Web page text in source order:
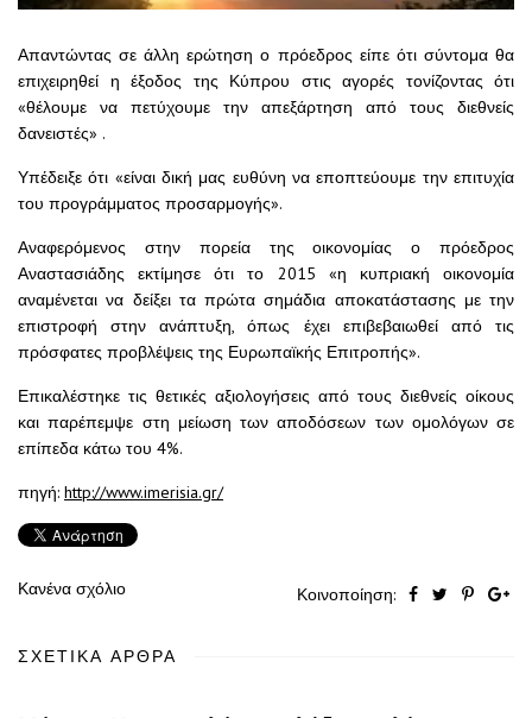
Απαντώντας σε άλλη ερώτηση ο πρόεδρος είπε ότι σύντομα θα
επιχειρηθεί η έξοδος της Κύπρου στις αγορές τονίζοντας ότι
«θέλουμε να πετύχουμε την απεξάρτηση από τους διεθνείς
δανειστές» .
Υπέδειξε ότι «είναι δική μας ευθύνη να εποπτεύουμε την επιτυχία
του προγράμματος προσαρμογής».
Αναφερόμενος στην πορεία της οικονομίας ο πρόεδρος
Αναστασιάδης εκτίμησε ότι το 2015 «η κυπριακή οικονομία
αναμένεται να δείξει τα πρώτα σημάδια αποκατάστασης με την
επιστροφή στην ανάπτυξη, όπως έχει επιβεβαιωθεί από τις
πρόσφατες προβλέψεις της Ευρωπαϊκής Επιτροπής».
Επικαλέστηκε τις θετικές αξιολογήσεις από τους διεθνείς οίκους
και παρέπεμψε στη μείωση των αποδόσεων των ομολόγων σε
επίπεδα κάτω του 4%.
πηγή: http://www.imerisia.gr/
Κανένα σχόλιο Κοινοποίηση:
ΣΧΕΤΙΚΆ ΆΡΘΡΑ